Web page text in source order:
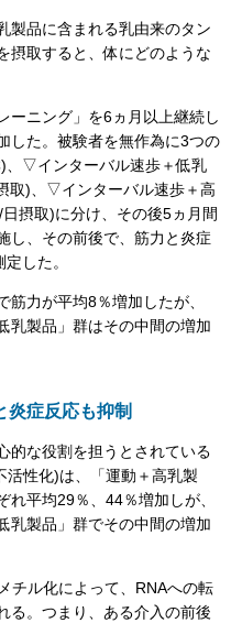
品に含まれる乳由来のタン
摂取すると、体にどのような
ニング」を6ヵ月以上継続し
した。被験者を無作為に3つの
▽インターバル速歩＋低乳
取)、▽インターバル速歩＋高
摂取)に分け、その後5ヵ月間
し、その前後で、筋力と炎症
した。
力が平均8％増加したが、
乳製品」群はその中間の増加
炎症反応も抑制
な役割を担うとされている
活性化)は、「運動＋高乳製
平均29％、44％増加しが、
乳製品」群でその中間の増加
チル化によって、RNAへの転
る。つまり、ある介入の前後